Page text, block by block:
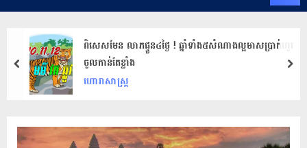
m
ពិសេសមែន លាភ​ផ្ទួន​៤​ថ្ងៃ ! ឆ្នាំ​ទាំង​៥​សំ​ណា​ងល្អ​មាសប្រាក់​ហូរ​
ចូល​កាន់​តែ​ខ្លាំង
ហោរាសាស្ត្រ
prev